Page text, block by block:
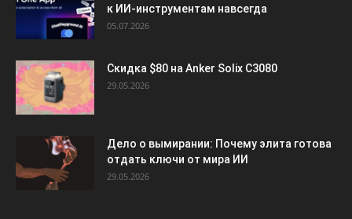
к ИИ-инструментам навсегда
05.07.2026
Скидка $80 на Anker Solix C3080
29.05.2026
Дело о вымирании: Почему элита готова
отдать ключи от мира ИИ
29.05.2026